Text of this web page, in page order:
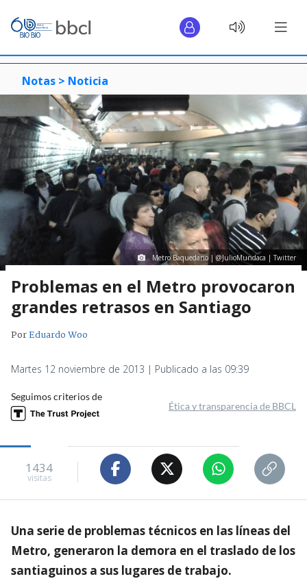
Notas > Noticia
Metro Baquedano | @JulioMundaca | Twitter
Problemas en el Metro provocaron
grandes retrasos en Santiago
PorEduardo Woo
Martes 12 noviembre de 2013 | Publicado a las 09:39
Seguimos criterios de
Ética y transparencia de BBCL
1434
visitas
Una serie de problemas técnicos en las líneas del
Metro, generaron la demora en el traslado de los
santiaguinos a sus lugares de trabajo.